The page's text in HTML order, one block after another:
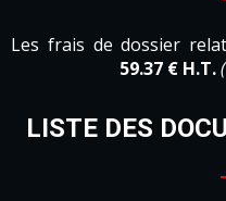
Les frais de dossier
59.37 € H.T.
LISTE DES